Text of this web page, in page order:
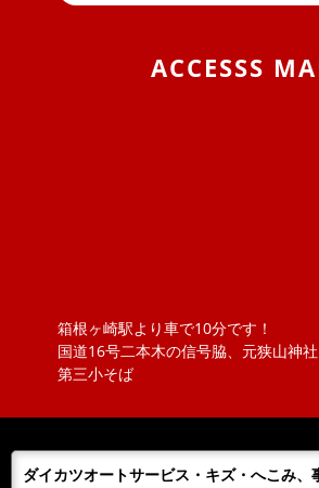
息子の大好きな箱スカGT-Rと最近う
2018/11/20 NEWS
ボジョレーヌーボ！！
客様にその年のボジョレーをさしあ
入の皆様 ありがとうございまし...
ACCESSS
箱根ヶ崎駅より車で10分です！
国道16号二本木の信号脇、元狭山神
第三小そば
ダイカツオートサービス・キズ・へこみ、